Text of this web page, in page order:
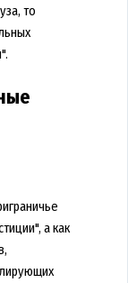
то
а как